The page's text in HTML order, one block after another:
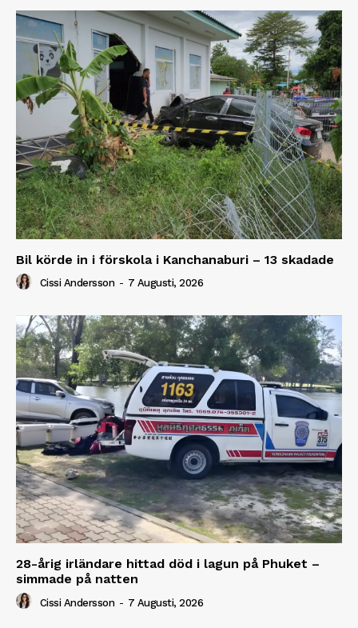
Bil körde in i förskola i Kanchanaburi – 13 skadade
Cissi Andersson - 7 Augusti, 2026
28-årig irländare hittad död i lagun på Phuket –
simmade på natten
Cissi Andersson - 7 Augusti, 2026